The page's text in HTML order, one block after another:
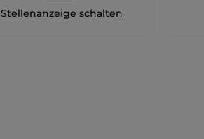
Stellenanzeige schalten